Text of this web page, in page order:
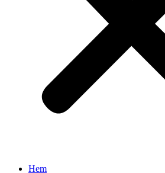
Hem